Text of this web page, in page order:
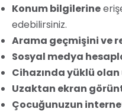
Konum bilgilerine
edebilirsiniz.
Arama geçmişini ve
Sosyal medya
Cihazında yüklü
Uzaktan ekran
Çocuğunuzun